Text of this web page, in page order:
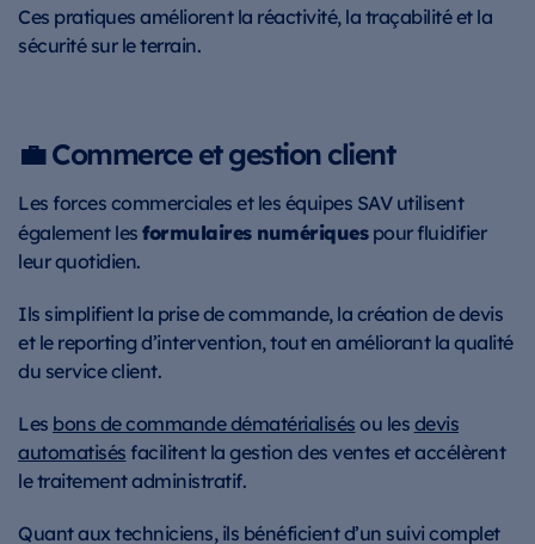
Ces pratiques améliorent la réactivité, la traçabilité et la
sécurité sur le terrain.
💼 Commerce et gestion client
Les forces commerciales et les équipes SAV utilisent
également lesformulaires numériquespour fluidifier
leur quotidien.
Ils simplifient la prise de commande, la création de devis
et le reporting d’intervention, tout en améliorant la qualité
du service client.
Les bons de commande dématérialisésou lesdevis
automatisésfacilitent la gestion des ventes et accélèrent
le traitement administratif.
Quant aux techniciens, ils bénéficient d’un suivi complet